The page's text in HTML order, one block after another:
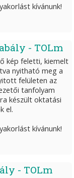
kívánunk!
- TOLm
kép feletti, kiemelt
nyitható meg a
felületen az
tanfolyam
készült oktatási
el.
kívánunk!
- TOLm